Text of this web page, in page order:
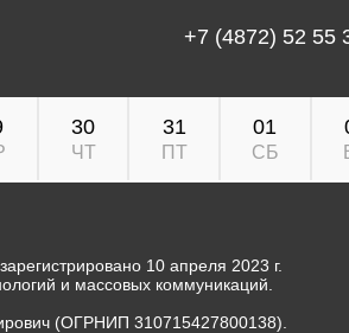
+7 (4872) 52 55
30
ЧТ
31
ПТ
01
СБ
10 апреля 2023 г.
и массовых коммуникаций.
(ОГРНИП 310715427800138).